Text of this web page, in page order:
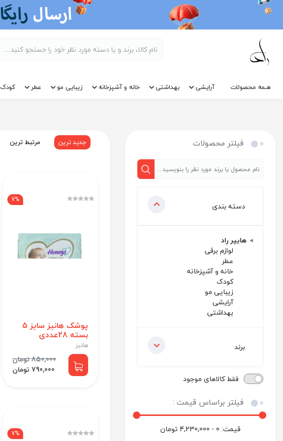
هـمه محصولات آرایشی بهداشتی خانه و آشپزخانه زیبایی مو عطر کودک
فیلتر محصولات
دسته بندی
هایپر راد
لوازم برقی
عطر
خانه و آشپزخانه
کودک
زیبایی مو
آرایشی
بهداشتی
برند
فقط کالاهای موجود
فیلتر براساس قیمت :
قیمت: 0 - 4,230,000 تومان
جدید ترین مرتبط ترین
7%
پوشک هانیز سایز 5
بسته 28عددی
هانیز
850,000 تومان
790,000 تومان
7%